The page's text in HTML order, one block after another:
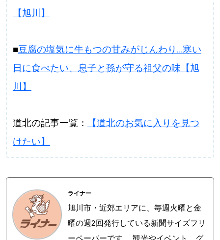
【旭川】
■豆腐の塩気に牛もつの甘みがじんわり…寒い
日に食べたい、息子と孫が守る祖父の味【旭
川】
道北の記事一覧：
【道北のお気に入りを見つ
けたい】
ライナー
旭川市・近郊エリアに、毎週火曜と金
曜の週2回発行している新聞サイズフリ